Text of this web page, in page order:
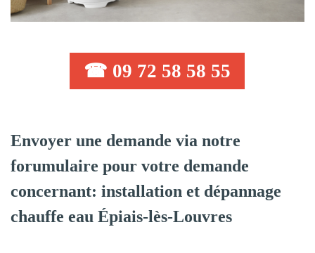
☎ 09 72 58 58 55
Envoyer une demande via notre
forumulaire pour votre demande
concernant: installation et dépannage
chauffe eau Épiais-lès-Louvres